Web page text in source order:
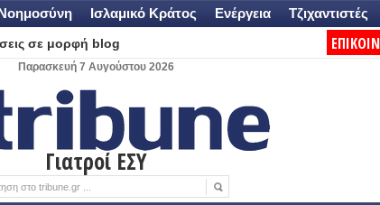
Ισλαμικό Κράτος Ενέργεια Τζιχαντιστές
σε μορφή blog
Παρασκευή 7 Αυγούστου 2026
Γιατροί ΕΣΥ